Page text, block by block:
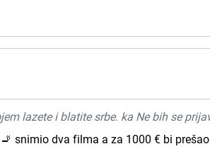
lazete i blatite srbe. ka Ne bih se
snimio dva filma a za 1000 € bi